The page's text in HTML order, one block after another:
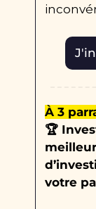
À 3
🏆
votre